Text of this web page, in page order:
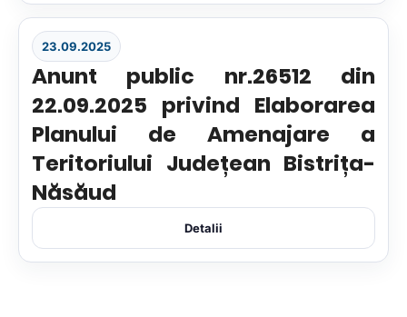
23.09.2025
Anunt public nr.26512 din
22.09.2025 privind Elaborarea
Planului de Amenajare a
Teritoriului Județean Bistrița-
Năsăud
Detalii